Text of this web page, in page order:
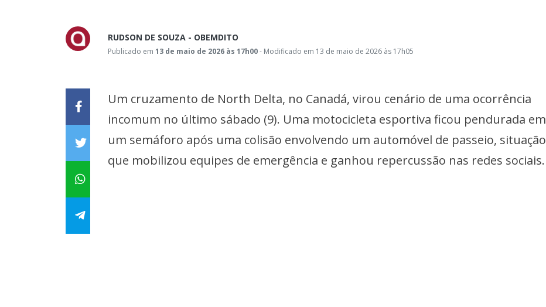
RUDSON DE SOUZA - OBEMDITO
Publicado em13 de maio de 2026 às 17h00- Modificado em 13 de maio de 2026 às 17h05
Um cruzamento de North Delta, no Canadá, virou cenário de uma ocorrência
incomum no último sábado (9). Uma motocicleta esportiva ficou pendurada em
um semáforo após uma colisão envolvendo um automóvel de passeio, situação
que mobilizou equipes de emergência e ganhou repercussão nas redes sociais.